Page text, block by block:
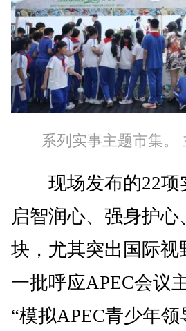
系列实事主题市集。
现场发布的22项
启智润心、强身护
块，尤其突出国际
一批呼应APEC会议
“模拟APEC青少年